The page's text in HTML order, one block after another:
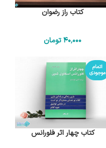
کتاب راز رضوان
40٬000تومان
اتمام
موجودی
کتاب چهار اثر فلورانس